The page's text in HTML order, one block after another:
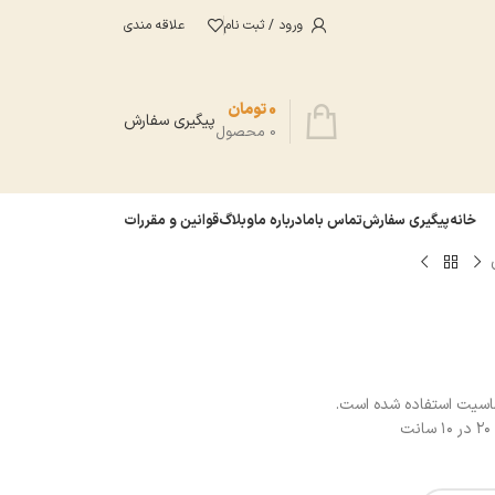
ورود / ثبت نام علاقه مندی
0 محصول
0تومان پیگیری سفارش
خانهپیگیری سفارشتماس بامادرباره ماوبلاگقوانین و مقررات
استفاده شده است.